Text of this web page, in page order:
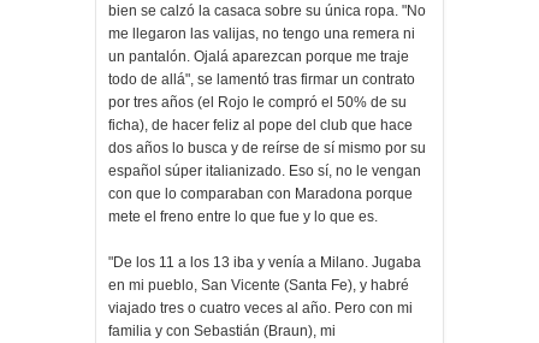
bien se calzó la casaca sobre su única ropa. "No
me llegaron las valijas, no tengo una remera ni
un pantalón. Ojalá aparezcan porque me traje
todo de allá", se lamentó tras firmar un contrato
por tres años (el Rojo le compró el 50% de su
ficha), de hacer feliz al pope del club que hace
dos años lo busca y de reírse de sí mismo por su
español súper italianizado. Eso sí, no le vengan
con que lo comparaban con Maradona porque
mete el freno entre lo que fue y lo que es.
"De los 11 a los 13 iba y venía a Milano. Jugaba
en mi pueblo, San Vicente (Santa Fe), y habré
viajado tres o cuatro veces al año. Pero con mi
familia y con Sebastián (Braun), mi